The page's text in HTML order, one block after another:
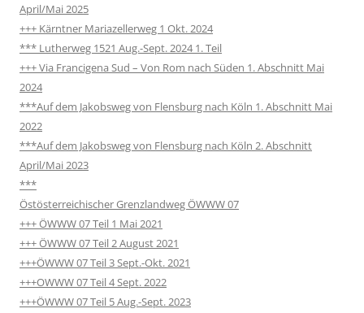
April/Mai 2025
+++ Kärntner Mariazellerweg 1 Okt. 2024
*** Lutherweg 1521 Aug.-Sept. 2024 1. Teil
+++ Via Francigena Sud – Von Rom nach Süden 1. Abschnitt Mai
2024
***Auf dem Jakobsweg von Flensburg nach Köln 1. Abschnitt Mai
2022
***Auf dem Jakobsweg von Flensburg nach Köln 2. Abschnitt
April/Mai 2023
***
Östösterreichischer Grenzlandweg ÖWWW 07
+++ ÖWWW 07 Teil 1 Mai 2021
+++ ÖWWW 07 Teil 2 August 2021
+++ÖWWW 07 Teil 3 Sept.-Okt. 2021
+++OWWW 07 Teil 4 Sept. 2022
+++ÖWWW 07 Teil 5 Aug.-Sept. 2023